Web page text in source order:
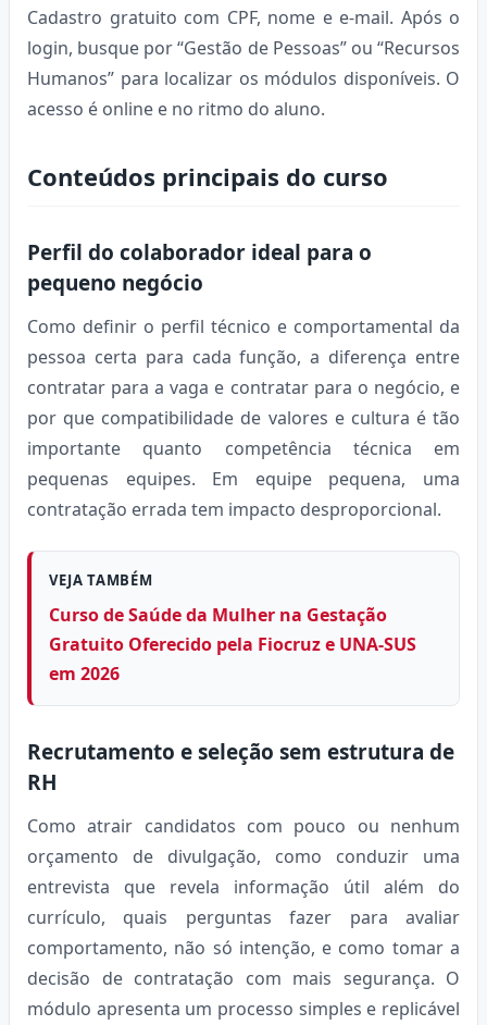
Cadastro gratuito com CPF, nome e e-mail. Após o
login, busque por “Gestão de Pessoas” ou “Recursos
Humanos” para localizar os módulos disponíveis. O
acesso é online e no ritmo do aluno.
Conteúdos principais do curso
Perfil do colaborador ideal para o
pequeno negócio
Como definir o perfil técnico e comportamental da
pessoa certa para cada função, a diferença entre
contratar para a vaga e contratar para o negócio, e
por que compatibilidade de valores e cultura é tão
importante quanto competência técnica em
pequenas equipes. Em equipe pequena, uma
contratação errada tem impacto desproporcional.
VEJA TAMBÉM
Curso de Saúde da Mulher na Gestação
Gratuito Oferecido pela Fiocruz e UNA-SUS
em 2026
Recrutamento e seleção sem estrutura de
RH
Como atrair candidatos com pouco ou nenhum
orçamento de divulgação, como conduzir uma
entrevista que revela informação útil além do
currículo, quais perguntas fazer para avaliar
comportamento, não só intenção, e como tomar a
decisão de contratação com mais segurança. O
módulo apresenta um processo simples e replicável